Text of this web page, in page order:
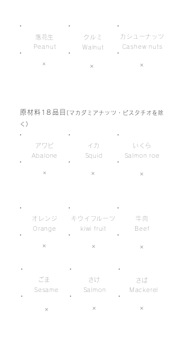
Peanut
落花生
×
クルミ
Walnut
×
Cashew nuts
カシューナッツ
×
原材料18品目 (マカダミアナッツ・ピスタチオを除
く)
Abalone
×
イカ
Squid
×
Salmon roe
×
アワビ いくら
Orange
×
キウイフルーツ
kiwi fruit
×
オレンジ
Beef
牛肉
×
Sesame
ごま
×
Salmon
さけ
×
Mackerel
さば
×